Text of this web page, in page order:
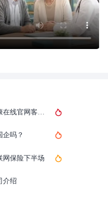
泰康在线官网网址是什么？泰康在线官网客服电话是多少？
企吗？
网保险下半场
介绍